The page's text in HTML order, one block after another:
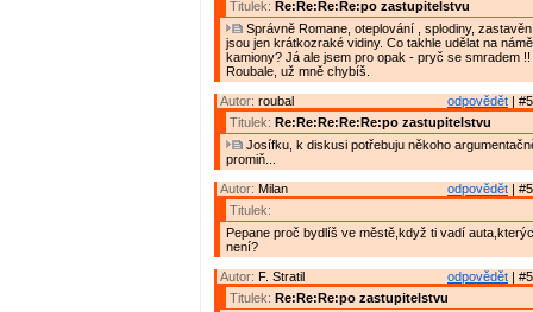
Titulek: Re:Re:Re:Re:po zastupitelstvu
Správně Romane, oteplování , splodiny,
jsou jen krátkozraké vidiny. Co takhle udělat na
kamiony? Já ale jsem pro opak - pryč se smradem
Roubale, už mně chybíš.
odpovědět |
Autor: roubal
Titulek: Re:Re:Re:Re:Re:po zastupitelstvu
Josífku, k diskusi potřebuju někoho
promiň...
odpovědět |
Autor: Milan
Titulek:
Pepane proč bydlíš ve městě,když ti vadí
není?
odpovědět |
Autor: F. Stratil
Titulek: Re:Re:Re:po zastupitelstvu